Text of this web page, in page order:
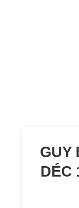
GUY
DÉC